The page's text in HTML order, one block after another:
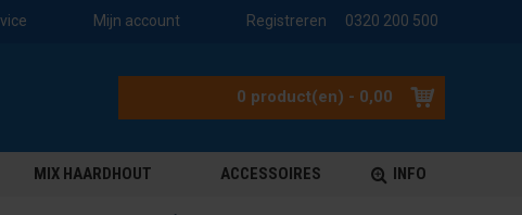
Mijn account Registreren 0320 200 500
0 product(en) - 0,00
MIX HAARDHOUT ACCESSOIRES INFO